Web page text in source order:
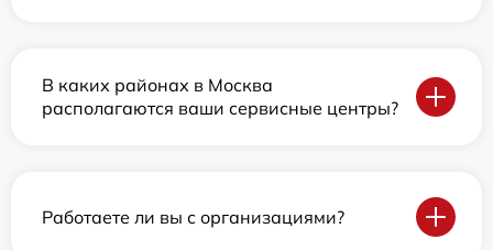
В каких районах в Москва
располагаются ваши сервисные центры?
Работаете ли вы с организациями?